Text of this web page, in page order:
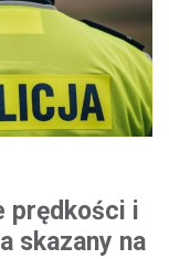
prędkości i
skazany na